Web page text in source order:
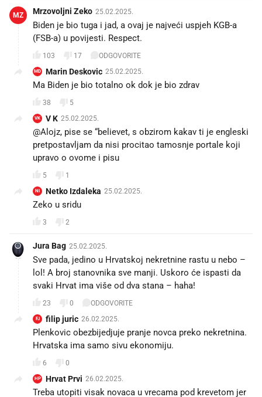
MZ Mrzovoljni Zeko 25.02.2025.
Biden je bio tuga i jad, a ovaj je najveći uspjeh KGB-a
(FSB-a) u povijesti. Respect.
103 17 ODGOVORITE
MD Marin Deskovic 25.02.2025.
Ma Biden je bio totalno ok dok je bio zdrav
38 5
VK V K 25.02.2025.
@Alojz, pise se “believet, s obzirom kakav ti je engleski
pretpostavljam da nisi procitao tamosnje portale koji
upravo o ovome i pisu
5 1
NI Netko Izdaleka 25.02.2025.
Zeko u sridu
3 2
Jura Bag 25.02.2025.
Sve pada, jedino u Hrvatskoj nekretnine rastu u nebo –
lol! A broj stanovnika sve manji. Uskoro će ispasti da
svaki Hrvat ima više od dva stana – haha!
23 0 ODGOVORITE
FJ filip juric 26.02.2025.
Plenkovic obezbijedjuje pranje novca preko nekretnina.
Hrvatska ima samo sivu ekonomiju.
6 0
HP Hrvat Prvi 26.02.2025.
Treba utopiti visak novaca u vrecama pod krevetom jer